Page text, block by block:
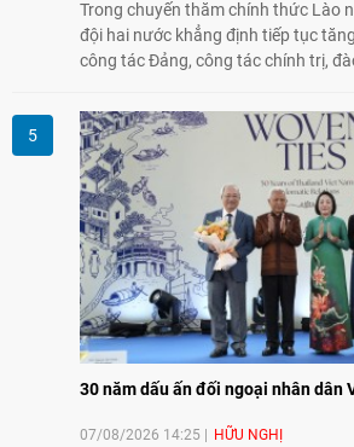
Trong chuyến thăm chính thức Lào
đội hai nước khẳng định tiếp tục
công tác Đảng, công tác chính trị,
sâu sắc hơn quan hệ hữu nghị đặc
30 năm dấu ấn đối ngoại nhân dân
07/08/2026 14:25 HỮU NGHỊ